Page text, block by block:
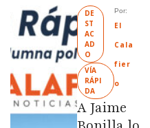
antecedente
s de
prescripción
positiva; uno
fue
revendido
329% por
DE
ST
AC
AD
O
VÍA
RÁPI
DA
Por:
El
Cala
fier
o
A Jaime